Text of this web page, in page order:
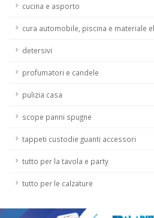
cucina e asporto
cura automobile, piscina e materiale
detersivi
profumatori e candele
pulizia casa
scope panni spugne
tappeti custodie guanti accessori
tutto per la tavola e party
tutto per le calzature